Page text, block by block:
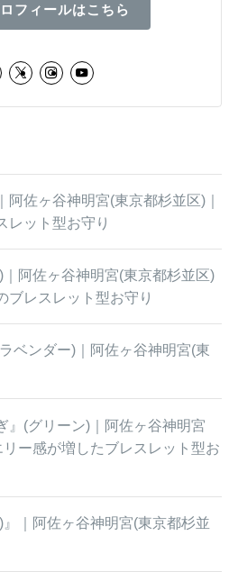
フィールはこちら
佐ヶ谷神明宮(東京都杉並区)｜
レット型お守り
阿佐ヶ谷神明宮(東京都杉並区)
ブレスレット型お守り
ベンダー)｜阿佐ヶ谷神明宮(東
(グリーン)｜阿佐ヶ谷神明宮
ー感が増したブレスレット型お
｜阿佐ヶ谷神明宮(東京都杉並